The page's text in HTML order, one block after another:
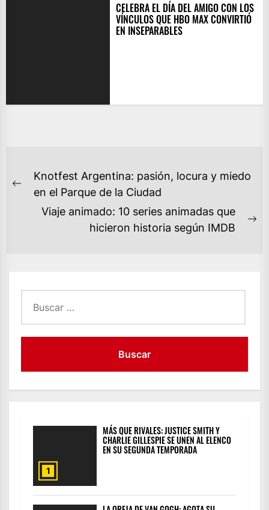
CELEBRA EL DÍA DEL AMIGO CON LOS
VÍNCULOS QUE HBO MAX CONVIRTIÓ
EN INSEPARABLES
NAVEGACIÓN
DE
ENTRADAS
Previous
Knotfest Argentina: pasión, locura y miedo
en el Parque de la Ciudad
Viaje animado: 10 series animadas que
hicieron historia según IMDB
1
MÁS QUE RIVALES: JUSTICE SMITH Y
CHARLIE GILLESPIE SE UNEN AL ELENCO
EN SU SEGUNDA TEMPORADA